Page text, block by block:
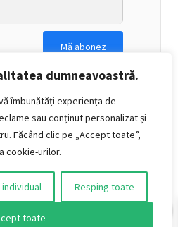
dumneavoastră.
îmbunătăți experiența de
sau conținut personalizat și
Făcând clic pe „Accept toate”,
cookie-urilor.
Resping toate
toate
0